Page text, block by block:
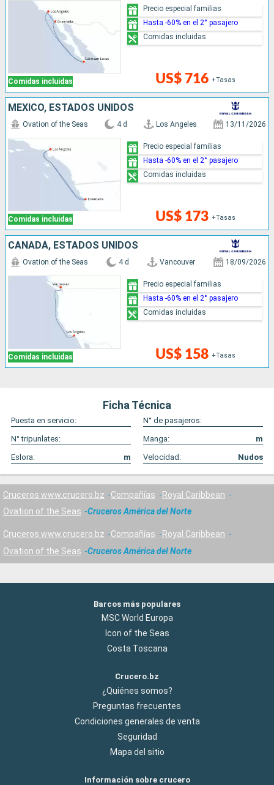
Comidas incluidas US$ 716 +Tasas
Precio especial familias
Hasta -60% en el 2° pasajero
Comidas incluidas
MÉXICO, ESTADOS UNIDOS
Comidas incluidas
Ovation of the Seas 4 d Los Angeles 13/11/2026
US$ 173 +Tasas
Precio especial familias
Hasta -60% en el 2° pasajero
Comidas incluidas
CANADÁ, ESTADOS UNIDOS
Comidas incluidas
Ovation of the Seas 4 d Vancouver 18/09/2026
US$ 158 +Tasas
Precio especial familias
Hasta -60% en el 2° pasajero
Comidas incluidas
Ficha Técnica
Puesta en servicio:
N° de pasajeros:
N° tripunlates:
Manga:
m
Eslora:
m Velocidad: Nudos
Cruceros www.crucero.bz Compañías
Royal Caribbean
Ovation of the Seas
Cruceros América del Norte
Cruceros www.crucero.bz Compañías
Royal Caribbean
Ovation of the Seas
Cruceros América del Norte
Barcos más populares
MSC World Europa
Icon of the Seas
Costa Toscana
Crucero.bz
¿Quiénes somos?
Preguntas frecuentes
Condiciones generales de venta
Seguridad
Mapa del sitio
Información sobre crucero